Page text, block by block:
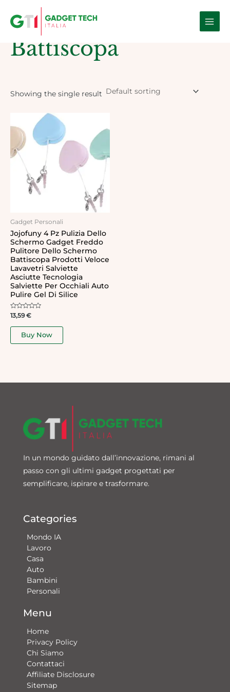
Main
Home / Products tagged “Battiscopa”
Battiscopa
Showing the single result
Gadget Personali
Jojofuny 4 Pz Pulizia Dello
Schermo Gadget Freddo
Pulitore Dello Schermo
Battiscopa Prodotti Veloce
Lavavetri Salviette
Asciutte Tecnologia
Salviette Per Occhiali Auto
Pulire Gel Di Silice
Rated
out
13,59€
Buy Now
In un mondo guidato dall’innovazione, rimani al
passo con gli ultimi gadget progettati per
semplificare, ispirare e trasformare.
Categories
Mondo IA
Lavoro
Casa
Auto
Bambini
Personali
Menu
Home
Privacy Policy
Chi Siamo
Contattaci​
Affiliate Disclosure
Sitemap